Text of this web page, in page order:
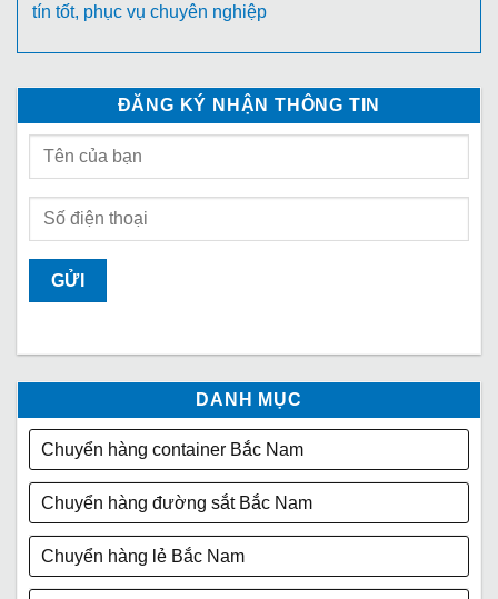
tín tốt, phục vụ chuyên nghiệp
ĐĂNG KÝ NHẬN THÔNG TIN
DANH MỤC
Chuyển hàng container Bắc Nam
Chuyển hàng đường sắt Bắc Nam
Chuyển hàng lẻ Bắc Nam